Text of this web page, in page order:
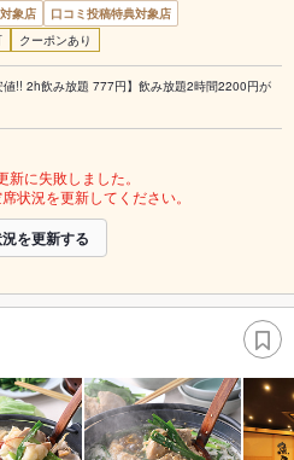
象店
口コミ投稿特典対象店
クーポンあり
値!! 2h飲み放題 777円】飲み放題2時間2200円が
新に失敗しました。
状況を更新してください。
を更新する